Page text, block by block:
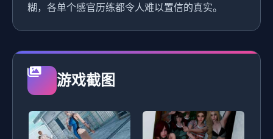
糊，各单个感官历练都令人难以置信的真实。
游戏截图